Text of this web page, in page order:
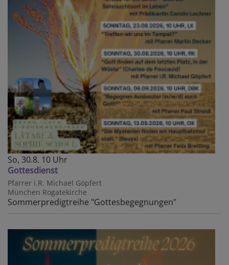
So, 30.8. 10 Uhr
Gottesdienst
Pfarrer i.R. Michael Göpfert
München Rogatekirche
Sommerpredigtreihe "Gottesbegegnungen"